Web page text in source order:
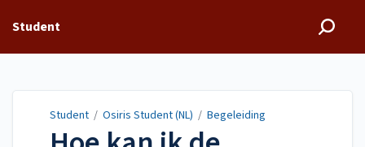
Student
Student / Osiris Student (NL) / Begeleiding